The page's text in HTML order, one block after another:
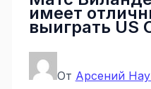
имеет
выиграть US
От Арсений